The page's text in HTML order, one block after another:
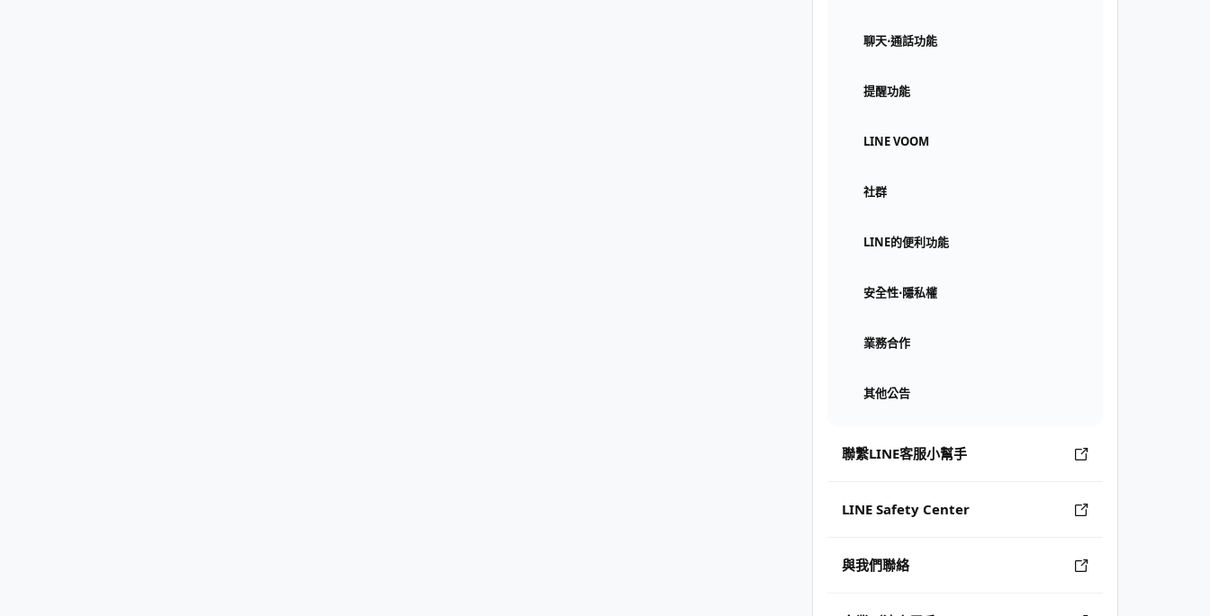
聊天⋅通話功能
提醒功能
LINE VOOM
社群
LINE的便利功能
安全性⋅隱私權
業務合作
其他公告
聯繫LINE客服小幫手
LINE Safety Center
與我們聯絡